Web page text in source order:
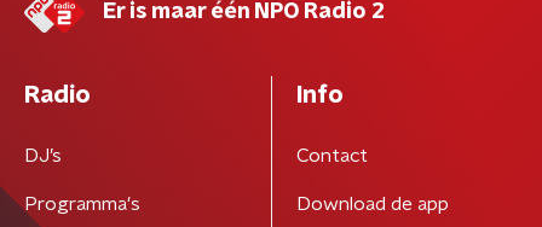
Er is maar één NPO Radio 2
Radio
DJ’s
Programma's
Info
Contact
Download de app